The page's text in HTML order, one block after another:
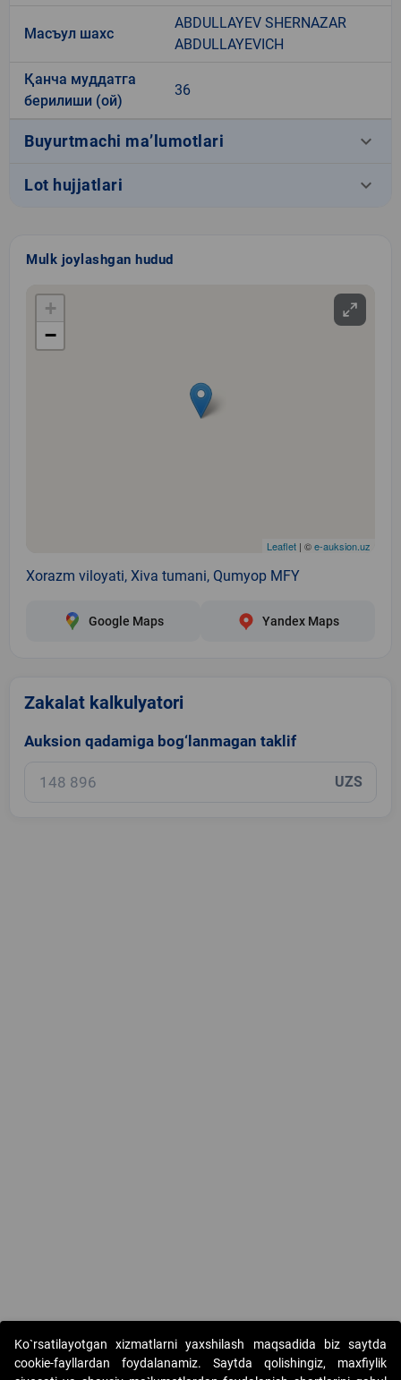
Масъул шахс
ABDULLAYEV SHERNAZAR
ABDULLAYEVICH
Қанча муддатга
берилиши (ой)
36
Buyurtmachi ma’lumotlari keyboard_arrow_down
Lot hujjatlari keyboard_arrow_down
Mulk joylashgan hudud
+
−
Leaflet | ©e-auksion.uz
Xorazm viloyati, Xiva tumani, Qumyop MFY
Google Maps Yandex Maps
Zakalat kalkulyatori
Auksion qadamiga bog‘lanmagan taklif
UZS
Ko`rsatilayotgan xizmatlarni yaxshilash maqsadida biz saytda
cookie-fayllardan foydalanamiz. Saytda qolishingiz, maxfiylik